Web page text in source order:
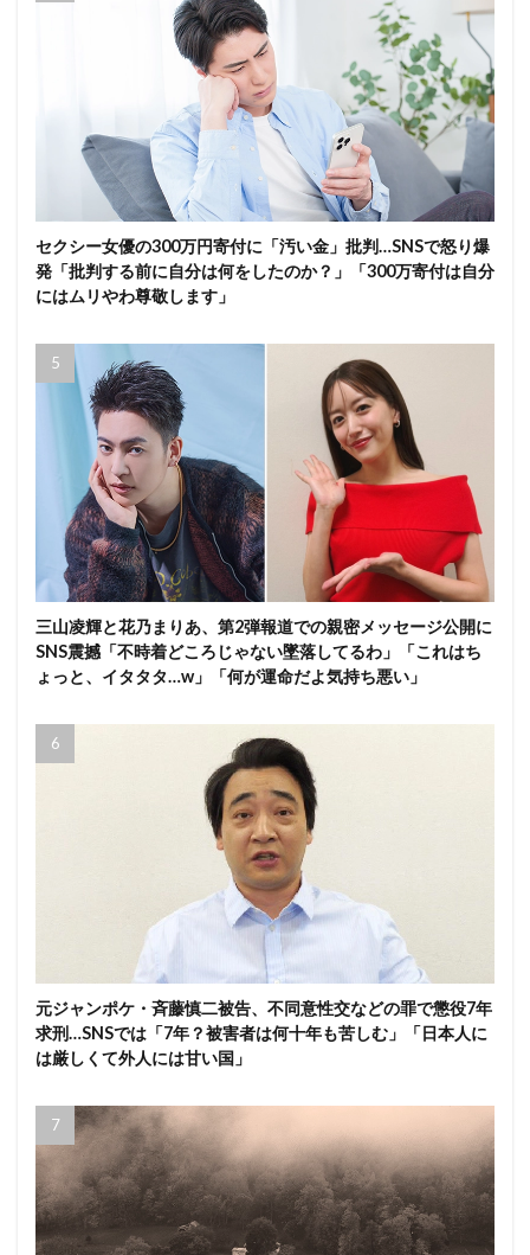
セクシー女優の300万円寄付に「汚い金」批判…SNSで怒り爆
発「批判する前に自分は何をしたのか？」「300万寄付は自分
にはムリやわ尊敬します」
三山凌輝と花乃まりあ、第2弾報道での親密メッセージ公開に
SNS震撼「不時着どころじゃない墜落してるわ」「これはち
ょっと、イタタタ…w」「何が運命だよ気持ち悪い」
元ジャンポケ・斉藤慎二被告、不同意性交などの罪で懲役7年
求刑…SNSでは「7年？被害者は何十年も苦しむ」「日本人に
は厳しくて外人には甘い国」